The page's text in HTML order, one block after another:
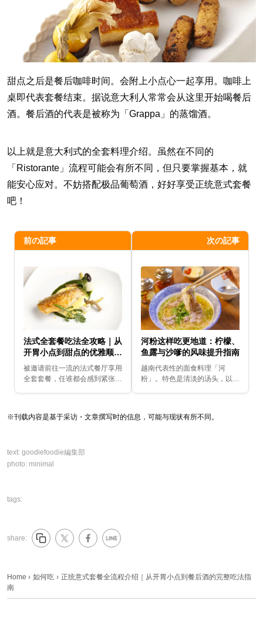
甜点之后是餐后咖啡时间。会附上小点心一起享用。咖啡上
桌即代表套餐结束。据说意大利人常常会从这里开始喝餐后
酒。餐后酒的代表是被称为「Grappa」的蒸馏酒。
以上就是意大利式的全套料理介绍。虽然在不同的
「Ristorante」流程可能会有所不同，但只要掌握基本，就
能安心应对。不妨搭配极品葡萄酒，好好享受正统意式套餐
吧！
前の記事
法式全套餐吃法全攻略｜从
开胃小点到甜点的优雅顺序
解说
被邀请前往一流的法式餐厅享用
全套套餐，任谁都会感到紧张
这段优雅时光。只要掌握...
次の記事
河粉这样吃更地道：柠檬、
鱼露与沙嗲的风味提升指南
越南代表性的面食料理「河
粉」。特色是清淡的汤头，以及
味」的方法十分多样。这次我...
※刊载内容是基于采访・文章撰写时的信息，可能与现状有所不同。
text: goodiefoodie編集部
photo: minimal
tags:
share:
Home › 如何吃 › 正统意式套餐全流程介绍｜从开胃小点到餐后酒的完整吃法指
南